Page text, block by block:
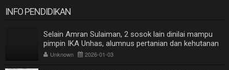
INFO PENDIDIKAN
Selain Amran Sulaiman, 2 sosok lain dinilai mampu
pimpin IKA Unhas, alumnus pertanian dan kehutanan
Unknown 2026-01-03